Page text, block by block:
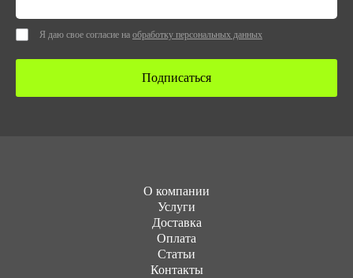
Я даю свое согласие на обработку персональных данных
Подписаться
О компании
Услуги
Доставка
Оплата
Статьи
Контакты